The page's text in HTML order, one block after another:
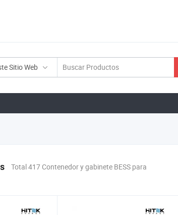
Sitio Web
Total 417 Contenedor y gabinete BESS para